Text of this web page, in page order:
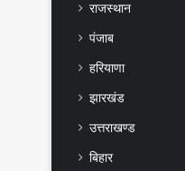
राजस्थान
पंजाब
हरियाणा
झारखंड
उत्तराखण्ड
बिहार